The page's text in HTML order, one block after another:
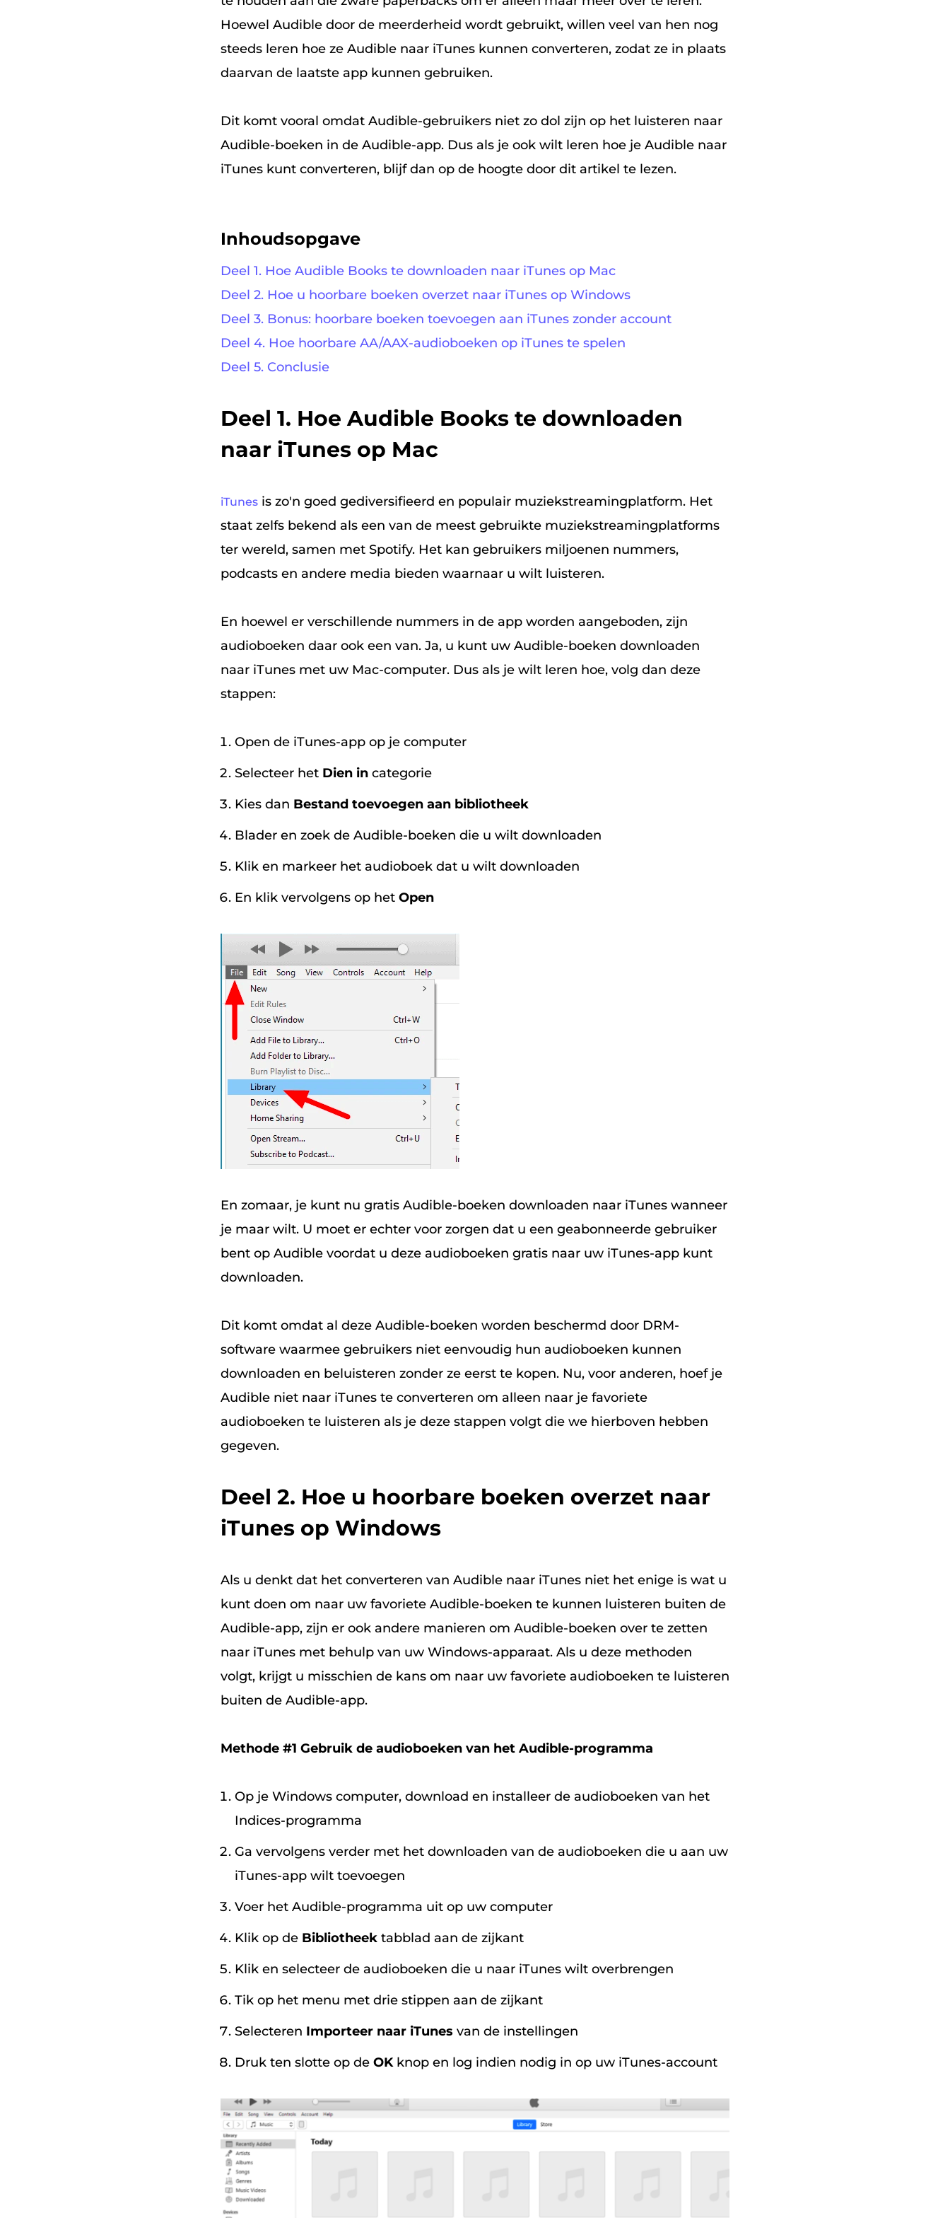
Hoewel Audible door de meerderheid wordt gebruikt, willen veel van hen nog
steeds leren hoe ze Audible naar iTunes kunnen converteren, zodat ze in plaats
daarvan de laatste app kunnen gebruiken.
Dit komt vooral omdat Audible-gebruikers niet zo dol zijn op het luisteren naar
Audible-boeken in de Audible-app. Dus als je ook wilt leren hoe je Audible naar
iTunes kunt converteren, blijf dan op de hoogte door dit artikel te lezen.
Inhoudsopgave
Deel 1. Hoe Audible Books te downloaden naar iTunes op Mac
Deel 2. Hoe u hoorbare boeken overzet naar iTunes op Windows
Deel 3. Bonus: hoorbare boeken toevoegen aan iTunes zonder account
Deel 4. Hoe hoorbare AA/AAX-audioboeken op iTunes te spelen
Deel 5. Conclusie
Deel 1. Hoe Audible Books te downloaden
naar iTunes op Mac
iTunes is zo'n goed gediversifieerd en populair muziekstreamingplatform. Het
staat zelfs bekend als een van de meest gebruikte muziekstreamingplatforms
ter wereld, samen met Spotify. Het kan gebruikers miljoenen nummers,
podcasts en andere media bieden waarnaar u wilt luisteren.
En hoewel er verschillende nummers in de app worden aangeboden, zijn
audioboeken daar ook een van. Ja, u kunt uw Audible-boeken downloaden
naar iTunes met uw Mac-computer. Dus als je wilt leren hoe, volg dan deze
stappen:
Open de iTunes-app op je computer
Selecteer het Dien in categorie
Kies dan Bestand toevoegen aan bibliotheek
Blader en zoek de Audible-boeken die u wilt downloaden
Klik en markeer het audioboek dat u wilt downloaden
En klik vervolgens op het Open
En zomaar, je kunt nu gratis Audible-boeken downloaden naar iTunes wanneer
je maar wilt. U moet er echter voor zorgen dat u een geabonneerde gebruiker
bent op Audible voordat u deze audioboeken gratis naar uw iTunes-app kunt
downloaden.
Dit komt omdat al deze Audible-boeken worden beschermd door DRM-
software waarmee gebruikers niet eenvoudig hun audioboeken kunnen
downloaden en beluisteren zonder ze eerst te kopen. Nu, voor anderen, hoef je
Audible niet naar iTunes te converteren om alleen naar je favoriete
audioboeken te luisteren als je deze stappen volgt die we hierboven hebben
gegeven.
Deel 2. Hoe u hoorbare boeken overzet naar
iTunes op Windows
Als u denkt dat het converteren van Audible naar iTunes niet het enige is wat u
kunt doen om naar uw favoriete Audible-boeken te kunnen luisteren buiten de
Audible-app, zijn er ook andere manieren om Audible-boeken over te zetten
naar iTunes met behulp van uw Windows-apparaat. Als u deze methoden
volgt, krijgt u misschien de kans om naar uw favoriete audioboeken te luisteren
buiten de Audible-app.
Methode #1 Gebruik de audioboeken van het Audible-programma
Op je Windows computer, download en installeer de audioboeken van het
Indices-programma
Ga vervolgens verder met het downloaden van de audioboeken die u aan uw
iTunes-app wilt toevoegen
Voer het Audible-programma uit op uw computer
Klik op de Bibliotheek tabblad aan de zijkant
Klik en selecteer de audioboeken die u naar iTunes wilt overbrengen
Tik op het menu met drie stippen aan de zijkant
Selecteren Importeer naar iTunes van de instellingen
Druk ten slotte op de OKknop en log indien nodig in op uw iTunes-account